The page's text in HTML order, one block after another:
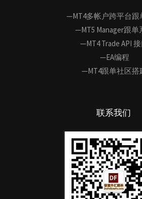
—MT4多帐户跨平台跟
—MT5 Manager跟单
—MT4 Trade API
—EA编程
—MT4跟单社区搭
联系我们